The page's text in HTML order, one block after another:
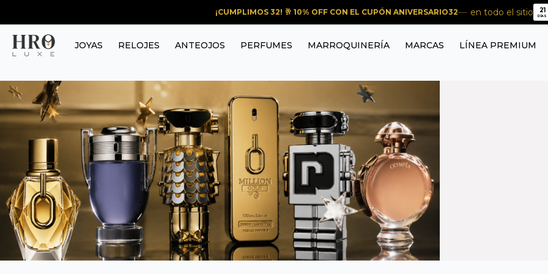
¡CUMPLIMOS 32! 🥂 10% OFF CON EL CUPÓN ANIVERSARIO32 en todo el sitio
21
21
DÍAS
JOYAS RELOJES ANTEOJOS PERFUMES MARROQUINERÍA MARCAS LÍNEA PREMIUM